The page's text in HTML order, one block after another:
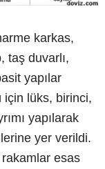
karkas,
taş duvarlı,
yapılar
için lüks, birinci,
yapılarak
yer verildi.
esas